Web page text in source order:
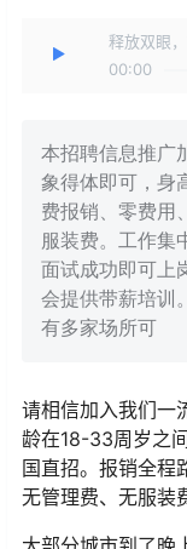
释放双眼
00:00
本招聘信息推广
象得体即可，身
费报销、零费用
服装费。工作集
面试成功即可上
会提供带薪培训
有多家场所可
请相信加入我们一
龄在18-33周岁之
国直招。报销全程
无管理费、无服装